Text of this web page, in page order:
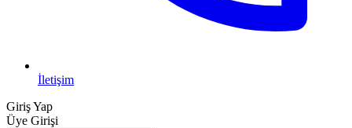
İletişim
Giriş Yap
Üye Girişi